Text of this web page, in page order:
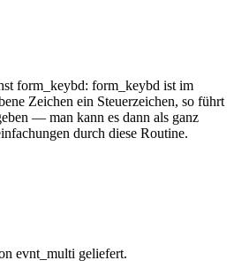
form_keybd: form_keybd ist im
Zeichen ein Steuerzeichen, so führt
— man kann es dann als ganz
durch diese Routine.
evnt_multi geliefert.